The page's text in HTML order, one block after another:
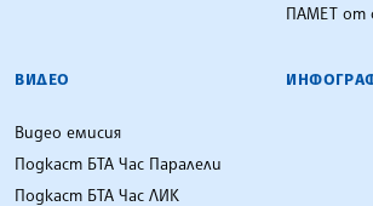
ПАМЕТ от
ВИДЕО
Видео емисия
Подкаст БТА Час Паралели
Подкаст БТА Час ЛИК